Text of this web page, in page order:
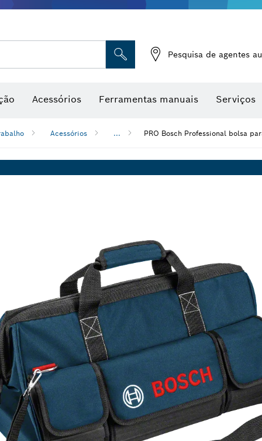
Pesquisa de agentes
Acessórios Ferramentas manuais Serviços
Acessórios ... PRO Bosch Professional bolsa